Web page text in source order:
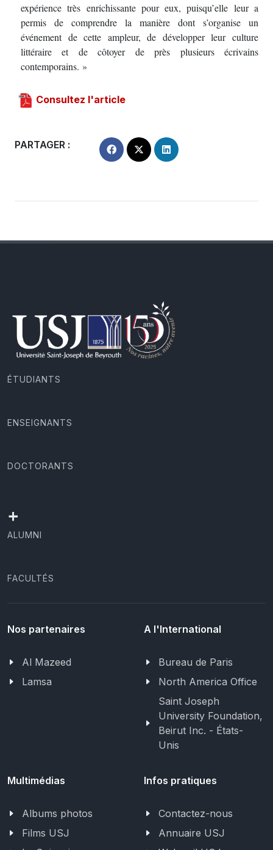
expérience très enrichissante pour eux, puisqu’elle leur a
permis de comprendre la manière dont s’organise un
événement de cette ampleur, de développer leur culture
littéraire et de côtoyer de près plusieurs écrivains
contemporains. »
Consultez l'article
PARTAGER :
ÉTUDIANTS
ENSEIGNANTS
DOCTORANTS
+
ALUMNI
FACULTÉS
Nos partenaires
Al Mazeed
Lamsa
A l'International
Bureau de Paris
North America Office
Saint Joseph
University Foundation,
Beirut Inc. - États-
Unis
Multimédias
Albums photos
Films USJ
Infos pratiques
Contactez-nous
Annuaire USJ